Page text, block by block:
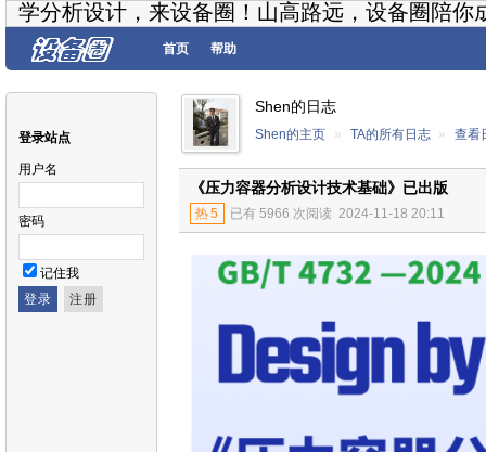
学分析设计，来设备圈！山高路远，设备圈陪你
首页 帮助
登录站点
用户名
密码
记住我
Shen的日志
Shen的主页 » TA的所有日志 » 查看
《压力容器分析设计技术基础》已出版
热5 已有 5966 次阅读 2024-11-18 20:11